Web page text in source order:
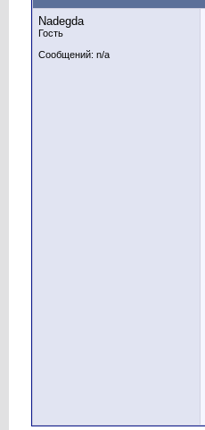
Nadegda
Гость
Сообщений: n/a